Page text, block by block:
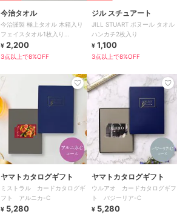
今治タオル
今治謹製 極上タオル 木箱入り
フェイスタオル1枚入り
GK22020
¥ 2,200
3点以上で8%OFF
ジル スチュアート
JILL STUART ボヌール タオル
ハンカチ2枚入り
¥ 1,100
3点以上で8%OFF
ヤマトカタログギフト
ミストラル カードカタログギ
フト アルニカ-C
¥ 5,280
ヤマトカタログギフト
ウルアオ カードカタログギフ
ト バジーリア-C
¥ 5,280